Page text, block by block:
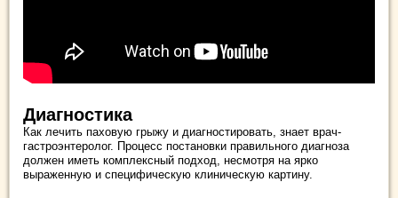
Диагностика
Как лечить паховую грыжу и диагностировать, знает врач-
гастроэнтеролог. Процесс постановки правильного диагноза
должен иметь комплексный подход, несмотря на ярко
выраженную и специфическую клиническую картину.